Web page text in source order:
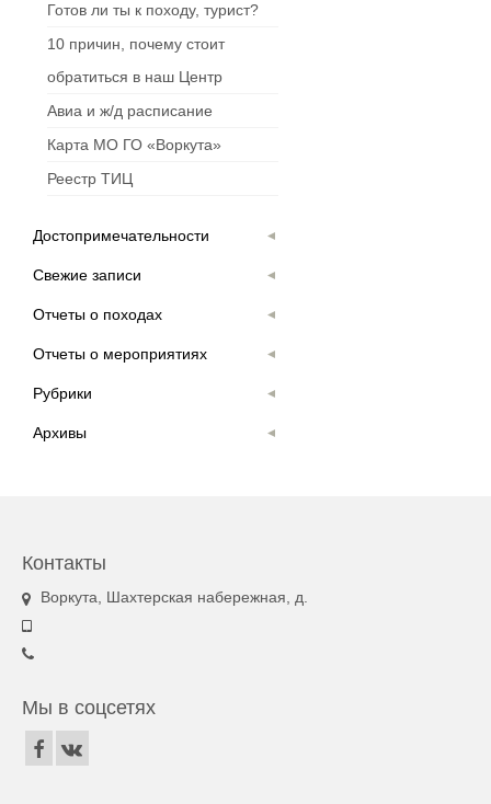
Готов ли ты к походу, турист?
10 причин, почему стоит
обратиться в наш Центр
Авиа и ж/д расписание
Карта МО ГО «Воркута»
Реестр ТИЦ
Достопримечательности
Свежие записи
Отчеты о походах
Отчеты о мероприятиях
Рубрики
Архивы
Контакты
Воркута, Шахтерская набережная, д.
Мы в соцсетях